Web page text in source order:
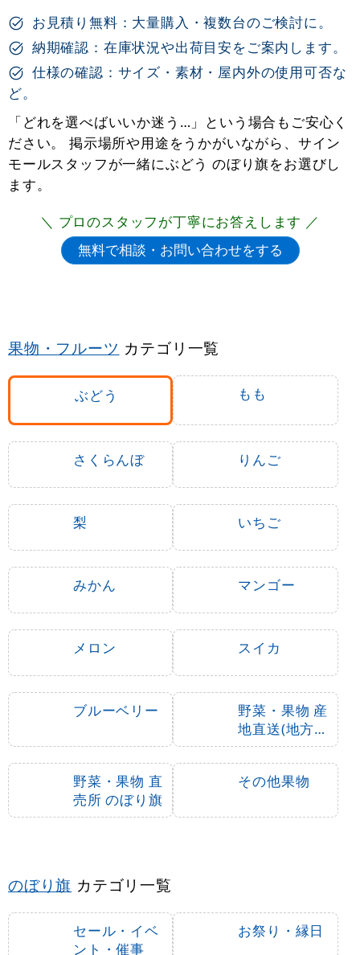
お見積り無料：大量購入・複数台のご検討に。
納期確認：在庫状況や出荷目安をご案内します。
仕様の確認：サイズ・素材・屋内外の使用可否な
ど。
「どれを選べばいいか迷う…」という場合もご安心く
ださい。 掲示場所や用途をうかがいながら、サイン
モールスタッフが一緒にぶどう のぼり旗をお選びし
ます。
＼ プロのスタッフが丁寧にお答えします ／
ぶどう のぼり旗をお探しですか？
ぶどう のぼり旗カテゴリでは、多彩なアイテムをご
用意しております。
-
3%
慢 写真使用
1,490円
のぼり旗 ピオーネ種な
し (SNB-1372)
-
3
%
ーネ イラスト
1,490円